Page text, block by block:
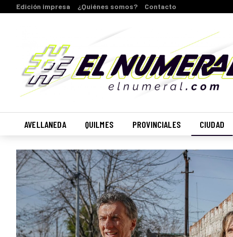
Edición impresa ¿Quiénes somos? Contacto
AVELLANEDA QUILMES PROVINCIALES CIUDAD